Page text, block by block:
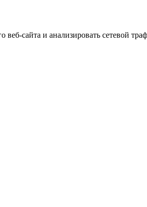
сайта и анализировать сетевой